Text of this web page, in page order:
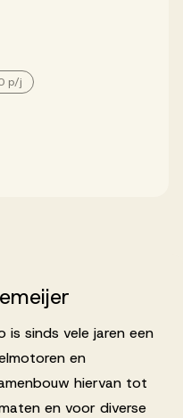
p/j
is sinds vele jaren een
en
hiervan tot
en voor diverse